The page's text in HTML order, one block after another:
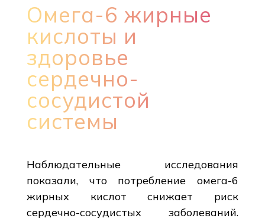
Омега-6 жирные
кислоты и
здоровье
сердечно-
сосудистой
системы
Наблюдательные исследования
показали, что потребление омега-6
жирных кислот снижает риск
сердечно-сосудистых заболеваний.